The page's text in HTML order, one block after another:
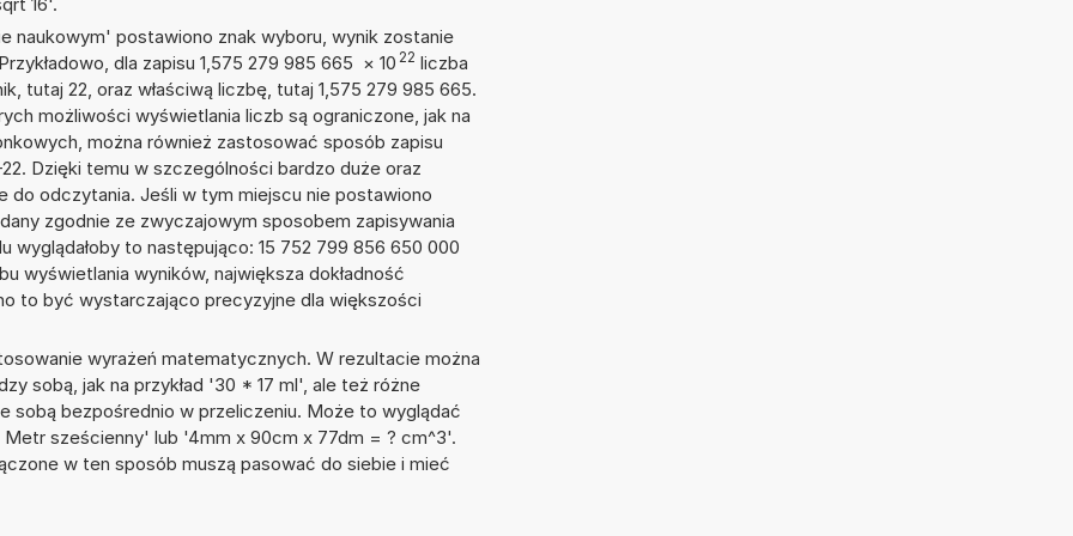
naukowym' postawiono znak wyboru, wynik zostanie
dla zapisu 1,575 279 985 665 × 10 22 liczba
tutaj 22, oraz właściwą liczbę, tutaj 1,575 279 985 665.
możliwości wyświetlania liczb są ograniczone, jak na
można również zastosować sposób zapisu
Dzięki temu w szczególności bardzo duże oraz
do odczytania. Jeśli w tym miejscu nie postawiono
zgodnie ze zwyczajowym sposobem zapisywania
wyglądałoby to następująco: 15 752 799 856 650 000
wyświetlania wyników, największa dokładność
to być wystarczająco precyzyjne dla większości
wyrażeń matematycznych. W rezultacie można
sobą, jak na przykład '30 * 17 ml', ale też różne
sobą bezpośrednio w przeliczeniu. Może to wyglądać
Metr sześcienny' lub '4mm x 90cm x 77dm = ? cm^3'.
w ten sposób muszą pasować do siebie i mieć